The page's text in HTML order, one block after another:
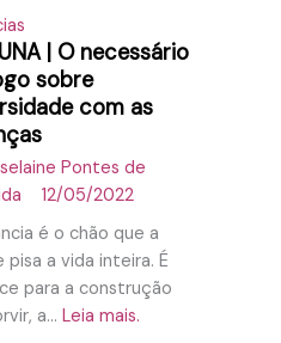
| O necessário
sobre
com as
Pontes de
12/05/2022
é o chão que a
pisa a vida inteira. É
para a construção
a... Leia mais.